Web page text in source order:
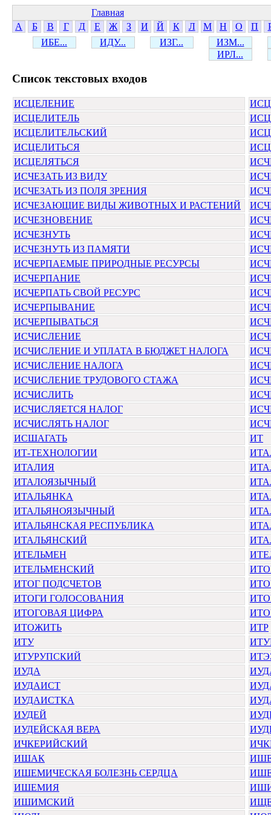
Главная
А
Б В Г Д Е Ж З И Й К Л М Н О П
ИБЕ...
ИДУ... ИЗГ...
ИЗМ...
ИРЛ...
Cписок текстовых входов
ИСЦЕЛЕНИЕ
ИСЦЕЛИТЕЛЬ
ИСЦЕЛИТЕЛЬСКИЙ
ИСЦЕЛИТЬСЯ
ИСЦЕЛЯТЬСЯ
ИСЧЕЗАТЬ ИЗ ВИДУ
ИСЧЕЗАТЬ ИЗ ПОЛЯ ЗРЕНИЯ
ИСЧЕЗАЮЩИЕ ВИДЫ ЖИВОТНЫХ И РАСТЕНИЙ
ИСЧЕЗНОВЕНИЕ
ИСЧЕЗНУТЬ
ИСЧЕЗНУТЬ ИЗ ПАМЯТИ
ИСЧЕРПАЕМЫЕ ПРИРОДНЫЕ РЕСУРСЫ
ИСЧЕРПАНИЕ
ИСЧЕРПАТЬ СВОЙ РЕСУРС
ИСЧЕРПЫВАНИЕ
ИСЧЕРПЫВАТЬСЯ
ИСЧИСЛЕНИЕ
ИСЧИСЛЕНИЕ И УПЛАТА В БЮДЖЕТ НАЛОГА
ИСЧИСЛЕНИЕ НАЛОГА
ИСЧИСЛЕНИЕ ТРУДОВОГО СТАЖА
ИСЧИСЛИТЬ
ИСЧИСЛЯЕТСЯ НАЛОГ
ИСЧИСЛЯТЬ НАЛОГ
ИСШАГАТЬ
ИТ
ИТ-ТЕХНОЛОГИИ
ИТАЛИЯ
ИТАЛОЯЗЫЧНЫЙ
ИТАЛЬЯНКА
ИТАЛЬЯНОЯЗЫЧНЫЙ
ИТАЛЬЯНСКАЯ РЕСПУБЛИКА
ИТАЛЬЯНСКИЙ
ИТЕЛЬМЕН
ИТЕЛЬМЕНСКИЙ
ИТОГ ПОДСЧЕТОВ
ИТОГИ ГОЛОСОВАНИЯ
ИТОГОВАЯ ЦИФРА
ИТОЖИТЬ
ИТР
ИТУ
ИТУРУПСКИЙ
ИУДА
ИУДАИСТ
ИУДАИСТКА
ИУДЕЙ
ИУДЕЙСКАЯ ВЕРА
ИЧКЕРИЙСКИЙ
ИШАК
ИШЕМИЧЕСКАЯ БОЛЕЗНЬ СЕРДЦА
ИШЕМИЯ
ИШИМСКИЙ